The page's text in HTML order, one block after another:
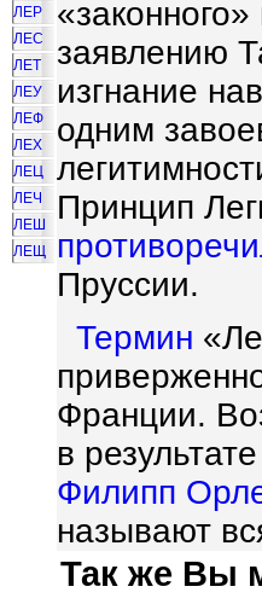
ЛЕР
ЛЕС
ЛЕТ
ЛЕУ
ЛЕФ
ЛЕХ
ЛЕЦ
ЛЕЧ
ЛЕШ
ЛЕЩ
заявлению
изгнание
одним
Принцип
Пруссии.
Термин
Франции.
в
Филипп
называют
Так же Вы